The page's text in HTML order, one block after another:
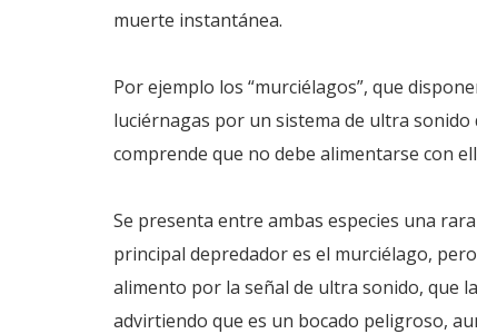
muerte instantánea.
Por ejemplo los “murciélagos”, que
luciérnagas por un sistema de ultra
comprende que no debe alimentarse con
Se presenta entre ambas especies una
principal depredador es el murciélago,
alimento por la señal de ultra sonido, que
advirtiendo que es un bocado peligroso,